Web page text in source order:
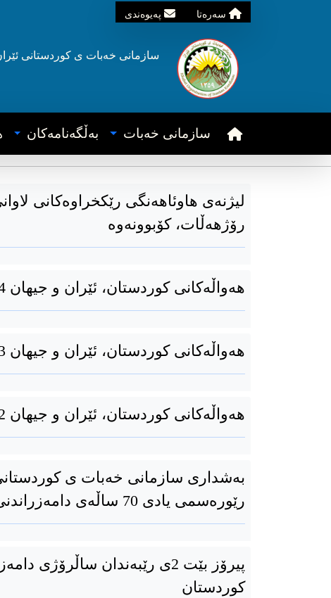
سه‌ره‌تا په‌یوه‌ندی
سازمانی خه‌بات ی کوردستانی
سازمانی خه‌بات به‌ڵگه‌نامه‌کان
لیژنەی هاوئاهەنگی رێکخراوەکانی
رۆژهەڵات، کۆبوونەوە
هەواڵەکانی کوردستان، ئێران و جیهان 4ی رێبەندانی 1394
هەواڵەکانی کوردستان، ئێران و جیهان 3ی رێبەندانی 1394
هەواڵەکانی کوردستان، ئێران و جیهان 2ی رێبەندانی 1394
بەشداری سازمانی خەبات ی
رێورەسمی یادی 70 ساڵەی دامەزراندنی کۆماری کوردستان
پیرۆز بێت 2ی رێبەندان ساڵرۆژی
کوردستان